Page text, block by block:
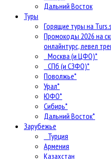
Дальний Восток
Туры
Горящие туры на
Промокоды 2026 на
онлайнтурс, левел
Москва (и ЦФО)*
СПб (и СЗФО)*
Поволжье*
Урал*
ЮФО*
Сибирь*
Дальний Восток*
Зарубежье
Турция
Армения
Казахстан